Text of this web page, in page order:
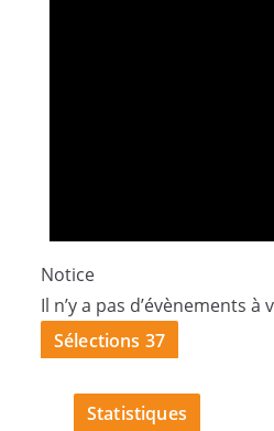
Notice
Il n’y a pas d’évènements à
Sélections 37
Statistiques